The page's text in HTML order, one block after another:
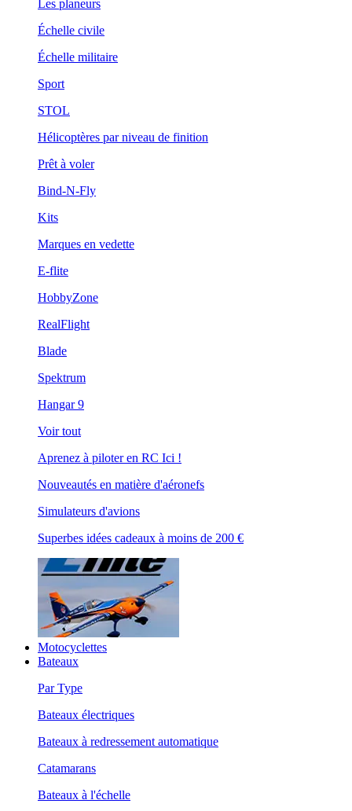
Les planeurs
Échelle civile
Échelle militaire
Sport
STOL
Hélicoptères par niveau de finition
Prêt à voler
Bind-N-Fly
Kits
Marques en vedette
E-flite
HobbyZone
RealFlight
Blade
Spektrum
Hangar 9
Voir tout
Aprenez à piloter en RC Ici !
Nouveautés en matière d'aéronefs
Simulateurs d'avions
Superbes idées cadeaux à moins de 200 €
Motocyclettes
Bateaux
Par Type
Bateaux électriques
Bateaux à redressement automatique
Catamarans
Bateaux à l'échelle